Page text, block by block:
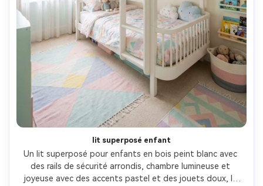
lit superposé enfant
Un lit superposé pour enfants en bois peint blanc avec
des rails de sécurité arrondis, chambre lumineuse et
joyeuse avec des accents pastel et des jouets doux, la